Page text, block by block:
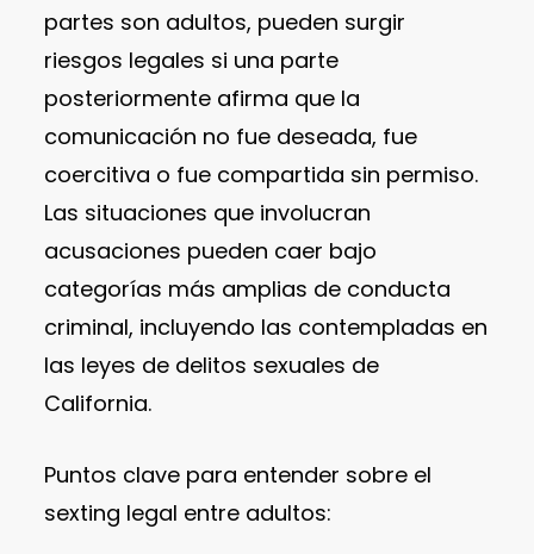
partes son adultos, pueden surgir
riesgos legales si una parte
posteriormente afirma que la
comunicación no fue deseada, fue
coercitiva o fue compartida sin permiso.
Las situaciones que involucran
acusaciones pueden caer bajo
categorías más amplias de conducta
criminal, incluyendo las contempladas en
las leyes de delitos sexuales de
California.
Puntos clave para entender sobre el
sexting legal entre adultos: